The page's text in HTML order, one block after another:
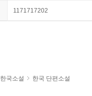
1171717202
한국소설 한국 단편소설